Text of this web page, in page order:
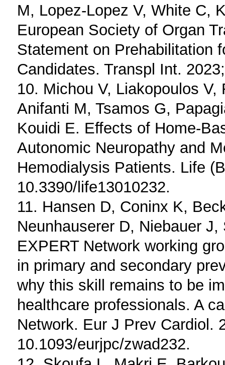
M, Lopez-Lopez V, White C,
European Society of Organ
Statement on Prehabilitation
Candidates. Transpl Int.
10. Michou V, Liakopoulos
Anifanti M, Tsamos G,
Kouidi E. Effects of Home-
Autonomic Neuropathy and
Hemodialysis Patients. Life
10.3390/life13010232.
11. Hansen D, Coninx K,
Neunhauserer D, Niebauer
EXPERT Network working
in primary and secondary
why this skill remains to be
healthcare professionals. A
Network. Eur J Prev Cardiol.
10.1093/eurjpc/zwad232.